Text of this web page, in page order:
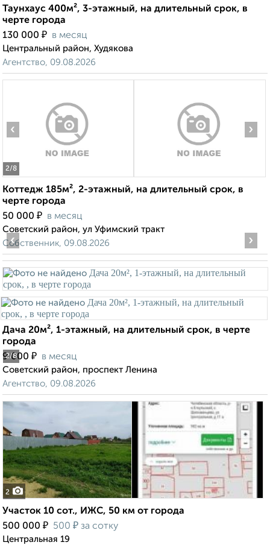
Таунхаус 400м², 3-этажный, на длительный срок, в
черте города
130 000 ₽ в месяц
Центральный район, Худякова
Агентство, 09.08.2026
2/8
‹ ›
Коттедж 185м², 2-этажный, на длительный срок, в
черте города
50 000 ₽ в месяц
Советский район, ул Уфимский тракт
Собственник, 09.08.2026
2/8
‹ ›
Дача 20м², 1-этажный, на длительный срок, в черте
города
9 000 ₽ в месяц
Советский район, проспект Ленина
Агентство, 09.08.2026
2
Участок 10 сот., ИЖС, 50 км от города
500 000 ₽ 500 ₽ за сотку
Центральная 19